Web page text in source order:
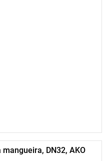
DN32, AKO